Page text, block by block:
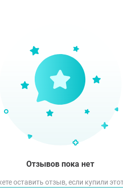
Соберите волосы в
Наденьте резинку на
регулировать степень
Расположите
декоративный элемент.
При необходимости
Отзывов пока нет
оставить отзыв, если купили